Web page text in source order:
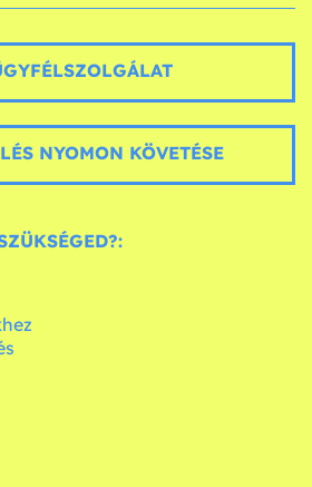
NYOMON KÖVETÉSE